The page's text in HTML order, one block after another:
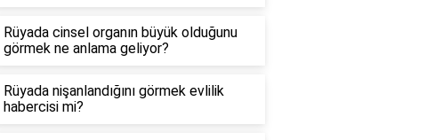
Rüyada cinsel organın büyük olduğunu
görmek ne anlama geliyor?
Rüyada nişanlandığını görmek evlilik
habercisi mi?